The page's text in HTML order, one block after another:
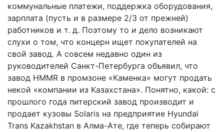
коммунальные платежи, поддержка оборудования,
зарплата (пусть и в размере 2/3 от прежней)
работников и т. д. Поэтому то и дело возникают
слухи о том, что концерн ищет покупателей на
свой завод. А совсем недавно один из
руководителей Санкт-Петербурга объявил, что
завод HMMR в промзоне «Каменка» могут продать
некой «компании из Казахстана». Понятно, какой: с
прошлого года питерский завод производит и
продает кузовы Solaris на предприятие Hyundai
Trans Kazakhstan в Алма-Ате, где теперь собирают